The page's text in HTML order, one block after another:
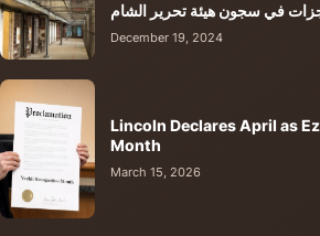
December 19, 2024
Lincoln Declares April as
Month
March 15, 2026